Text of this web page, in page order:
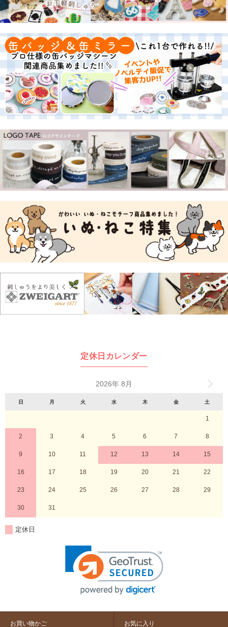
定休日カレンダー
2026年 8月
日 月 火 水 木 金 土
1
2 3 4 5 6 7 8
9 10 11 12 13 14 15
16 17 18 19 20 21 22
23 24 25 26 27 28 29
30 31
定休日
お買い物かご お気に入り